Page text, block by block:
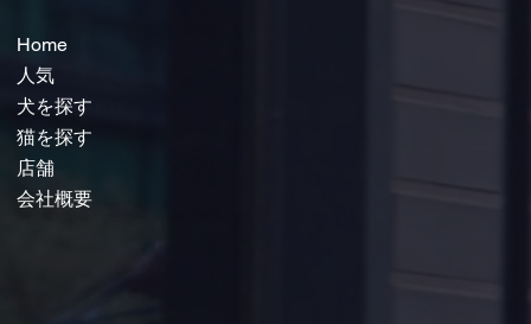
Home
人気
犬を探す
猫を探す
店舗
会社概要